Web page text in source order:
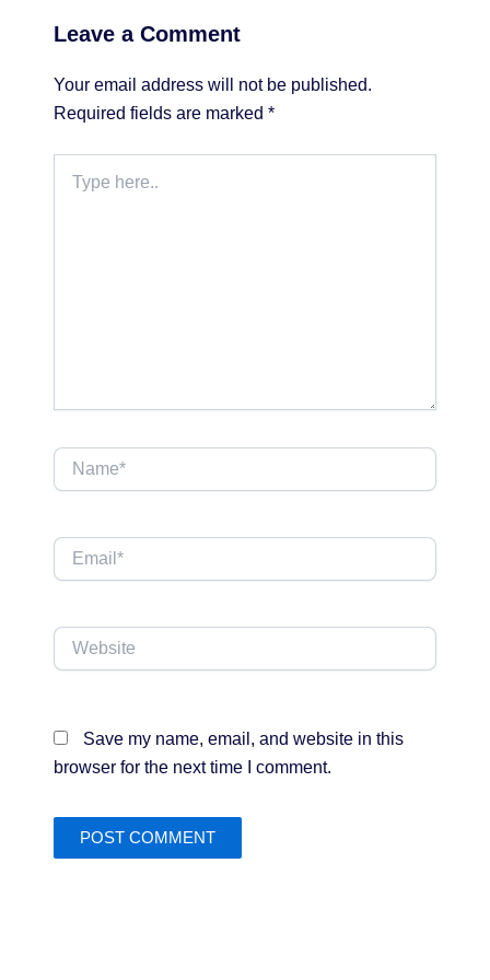
Leave a Comment
Your email address will not be published.
Required fields are marked *
here..
Name*
Email*
Website
Save my name, email, and website in this
browser for the next time I comment.